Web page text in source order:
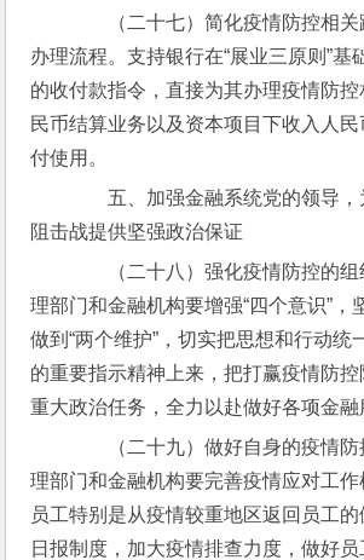
（二十七）简化疫情防控相关
办理流程。支持银行在“展业三原则”基
的收付款指令，直接为其办理疫情防控
民币结算业务以及资本项目下收入人
付使用。
五、加强金融系统党的领导，
阻击战提供坚强政治保证
（二十八）强化疫情防控的组
理部门和金融机构要增强“四个意识”，
做到“两个维护”，切实把思想和行动统
的重要指示精神上来，把打赢疫情防
重大政治任务，全力以赴做好各项金融
（二十九）做好自身的疫情防
理部门和金融机构要完善疫情应对工
员工特别是从疫情较重地区返回员工
日报制度，加大疫情排查力度，做好